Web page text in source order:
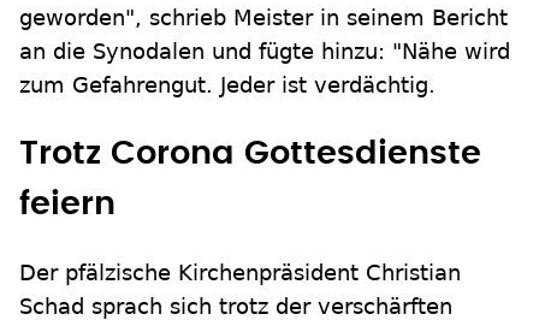
geworden", schrieb Meister in seinem Bericht
an die Synodalen und fügte hinzu: "Nähe wird
zum Gefahrengut. Jeder ist verdächtig.
Trotz Corona Gottesdienste
feiern
Der pfälzische Kirchenpräsident Christian
Schad sprach sich trotz der verschärften